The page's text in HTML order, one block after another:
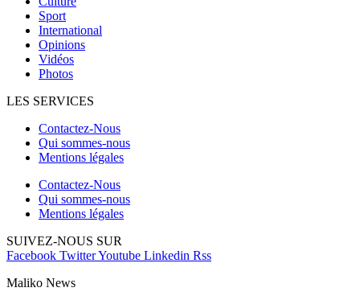
Sport
International
Opinions
Vidéos
Photos
LES SERVICES
Contactez-Nous
Qui sommes-nous
Mentions légales
Contactez-Nous
Qui sommes-nous
Mentions légales
SUIVEZ-NOUS SUR
Facebook TwitterYoutube Linkedin Rss
Maliko News